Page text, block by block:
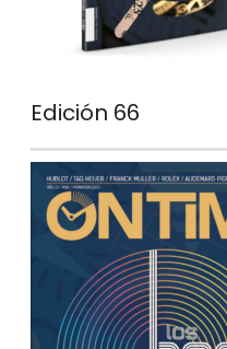
Edición 66